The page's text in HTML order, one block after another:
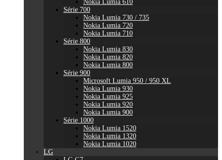
Nokia Lumia 610
Série 700
Nokia Lumia 730 / 735
Nokia Lumia 720
Nokia Lumia 710
Série 800
Nokia Lumia 830
Nokia Lumia 820
Nokia Lumia 800
Série 900
Microsoft Lumia 950 / 950 XL
Nokia Lumia 930
Nokia Lumia 925
Nokia Lumia 920
Nokia Lumia 900
Série 1000
Nokia Lumia 1520
Nokia Lumia 1320
Nokia Lumia 1020
LG